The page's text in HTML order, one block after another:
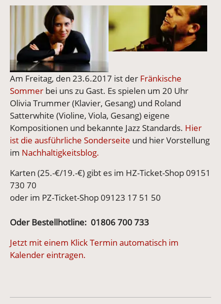
Am Freitag, den 23.6.2017 ist der Fränkische
Sommer bei uns zu Gast. Es spielen um 20 Uhr
Olivia Trummer (Klavier, Gesang) und Roland
Satterwhite (Violine, Viola, Gesang) eigene
Kompositionen und bekannte Jazz Standards. Hier
ist die ausführliche Sonderseite und hier Vorstellung
im Nachhaltigkeitsblog.
Karten (25.-€/19.-€) gibt es im HZ-Ticket-Shop 09151
730 70
oder im PZ-Ticket-Shop 09123 17 51 50
Oder Bestellhotline: 01806 700 733
Jetzt mit einem Klick Termin automatisch im
Kalender eintragen.